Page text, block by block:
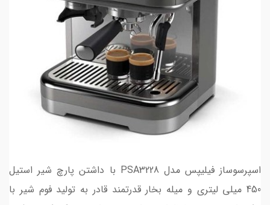
اسپرسوساز فیلیپس مدل PSA3228 با داشتن پارچ شیر استیل
450 میلی لیتری و میله بخار قدرتمند قادر به تولید فوم شیر با